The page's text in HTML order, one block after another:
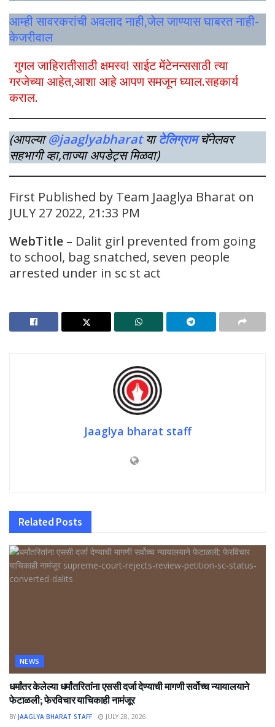
आम्ही सावरकरांची अवलाद नाही,जेल जाण्यास घाबरत नाही-
केजरीवाल
गुगल जाहिरातीसाठी क्षमस्व! साईट मेंटेनन्ससाठी त्या
गरजेच्या आहेत,आशा आहे आपण समजून घ्याल.सहकार्य
कराल.
(आपल्या@jaaglyabharat याटेलिग्राम चॅनेलवर
सहभागी व्हा,ताज्या अपडेट्स मिळवा)
First Published by Team Jaaglya Bharat on
JULY 27 2022, 21:33 PM
WebTitle – Dalit girl prevented from going
to school, bag snatched, seven people
arrested under in sc st act
Jaaglya bharat staff
Related Posts
NEWS
धर्मांतर केलेल्या धर्मांतरितांना एससी दर्जा देण्याची मागणी सर्वोच्च न्यायालयाने
फेटाळली; फेरविचार याचिकाही नामंजूर
BY JAAGLYA BHARAT STAFF JULY 28, 2026